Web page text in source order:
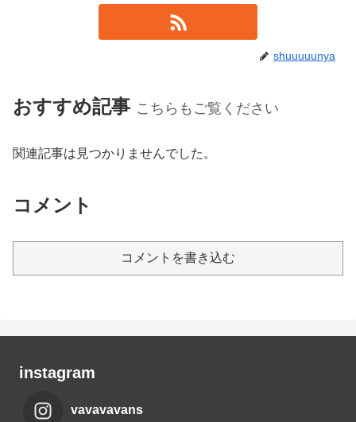
shuuuuunya
おすすめ記事 こちらもご覧ください
関連記事は見つかりませんでした。
コメント
コメントを書き込む
instagram
vavavavans